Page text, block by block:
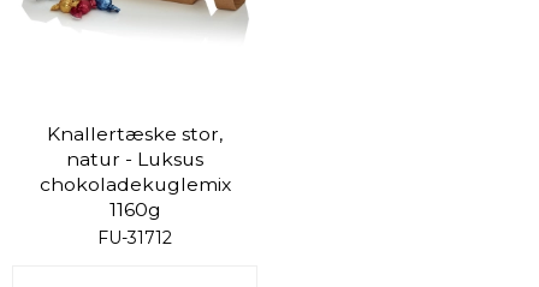
Knallertæske stor,
natur - Luksus
chokoladekuglemix
1160g
FU-31712